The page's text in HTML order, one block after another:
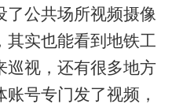
了公共场所视频摄像
其实也能看到地铁工
巡视，还有很多地方
号专门发了视频，